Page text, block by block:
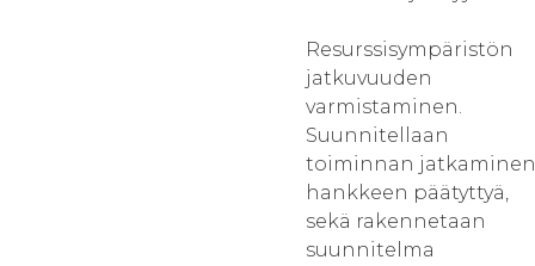
Resurssisympäristön
jatkuvuuden
varmistaminen.
Suunnitellaan
toiminnan jatkaminen
hankkeen päätyttyä,
sekä rakennetaan
suunnitelma